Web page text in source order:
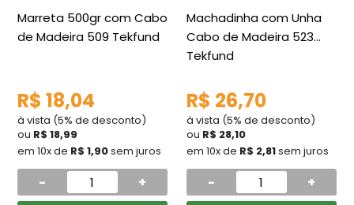
Marreta 500gr com Cabo
de Madeira 509 Tekfund
R$ 18,04
à vista (5% de desconto)
ou R$ 18,99
em 10x de R$ 1,90sem juros
- +
Machadinha com Unha
Cabo de Madeira 523
Tekfund
R$ 26,70
à vista (5% de desconto)
ou R$ 28,10
em 10x de R$ 2,81sem juros
- +